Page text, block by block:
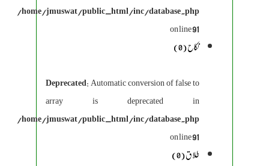
/home/jmuswat/public_html/inc/database.php
on line91
نکاح (0)
Deprecated: Automatic conversion of false to
array is deprecated in
/home/jmuswat/public_html/inc/database.php
on line91
طلاق (0)